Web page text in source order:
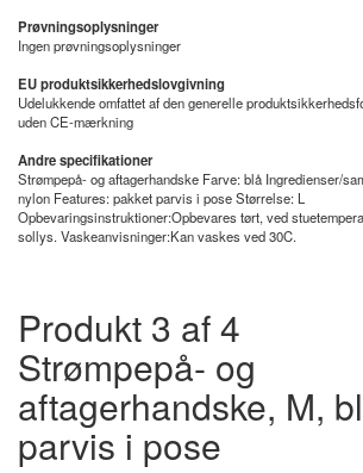
Prøvningsoplysninger
Ingen prøvningsoplysninger
EU produktsikkerhedslovgivning
Udelukkende omfattet af den generelle
uden CE-mærkning
Andre specifikationer
Strømpepå- og aftagerhandske Farve: blå Ingredienser/
nylon Features: pakket parvis i pose Størrelse: L
Opbevaringsinstruktioner:Opbevares tørt, ved
sollys. Vaskeanvisninger:Kan vaskes ved 30C.
Produkt 3 af 4
Strømpepå- og
aftagerhandske, M,
parvis i pose